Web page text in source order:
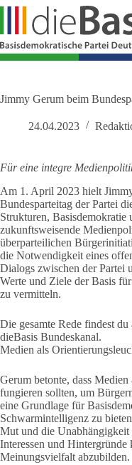
Zum
springen
Jimmy Gerum beim
24.04.2023
Für eine integre
Am 1. April 2023 hielt
Bundesparteitag der Partei
Strukturen, Basisdemokratie
zukunftsweisende
überparteilichen
die Notwendigkeit eines
Dialogs zwischen der Partei
Werte und Ziele der Basis
zu vermitteln.
Die gesamte Rede findest du
dieBasis Bundeskanal.
Medien als
Gerum betonte, dass
fungieren sollten, um
eine Grundlage für
Schwarmintelligenz zu
Mut und die
Interessen und
Meinungsvielfalt abzubilden.